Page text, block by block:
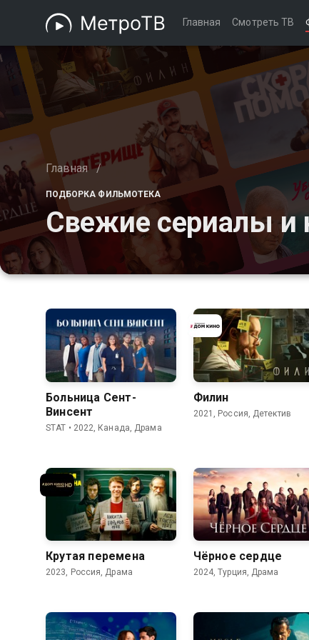
Главная Смотреть ТВ
Главная /
ПОДБОРКА ФИЛЬМОТЕКА
Свежие сериалы и
8.0 7.2
Больница Сент-
Винсент
STAT • 2022, Канада, Драма
7.5 6.4
Филин
2021, Россия, Детектив
7.7 6.1
Крутая перемена
2023, Россия, Драма
7.9 5.9
Чёрное сердце
2024, Турция, Драма